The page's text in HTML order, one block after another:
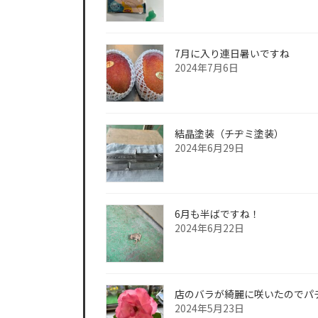
7月に入り連日暑いですね
2024年7月6日
結晶塗装（チヂミ塗装）
2024年6月29日
6月も半ばですね！
2024年6月22日
店のバラが綺麗に咲いたのでパ
2024年5月23日